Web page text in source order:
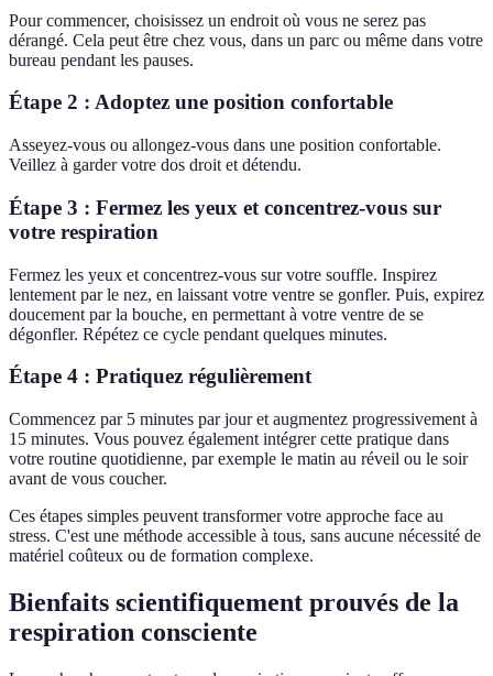
Pour commencer, choisissez un endroit où vous ne serez pas
dérangé. Cela peut être chez vous, dans un parc ou même dans votre
bureau pendant les pauses.
Étape 2 : Adoptez une position confortable
Asseyez-vous ou allongez-vous dans une position confortable.
Veillez à garder votre dos droit et détendu.
Étape 3 : Fermez les yeux et concentrez-vous sur
votre respiration
Fermez les yeux et concentrez-vous sur votre souffle. Inspirez
lentement par le nez, en laissant votre ventre se gonfler. Puis, expirez
doucement par la bouche, en permettant à votre ventre de se
dégonfler. Répétez ce cycle pendant quelques minutes.
Étape 4 : Pratiquez régulièrement
Commencez par 5 minutes par jour et augmentez progressivement à
15 minutes. Vous pouvez également intégrer cette pratique dans
votre routine quotidienne, par exemple le matin au réveil ou le soir
avant de vous coucher.
Ces étapes simples peuvent transformer votre approche face au
stress. C'est une méthode accessible à tous, sans aucune nécessité de
matériel coûteux ou de formation complexe.
Bienfaits scientifiquement prouvés de la
respiration consciente